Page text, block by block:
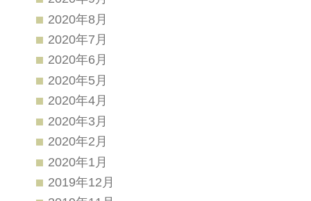
2020年8月
2020年7月
2020年6月
2020年5月
2020年4月
2020年3月
2020年2月
2020年1月
2019年12月